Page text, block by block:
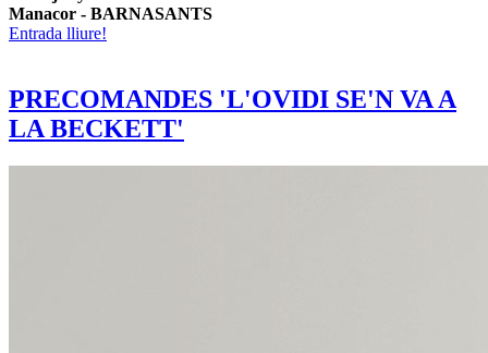
Manacor - BARNASANTS
Entrada lliure!
PRECOMANDES 'L'OVIDI SE'N VA A
LA BECKETT'